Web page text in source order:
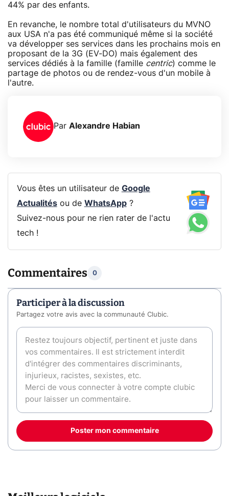
44% par des enfants.
En revanche, le nombre total d'utilisateurs du MVNO
aux USA n'a pas été communiqué même si la société
va développer ses services dans les prochains mois en
proposant de la 3G (EV-DO) mais également des
services dédiés à la famille (famille centric) comme le
partage de photos ou de rendez-vous d'un mobile à
l'autre.
Par Alexandre Habian
Vous êtes un utilisateur de Google
Actualitésou de WhatsApp?
Suivez-nous pour ne rien rater de l'actu
tech !
Commentaires 0
Participer à la discussion
Partagez votre avis avec la communauté Clubic.
Poster mon commentaire